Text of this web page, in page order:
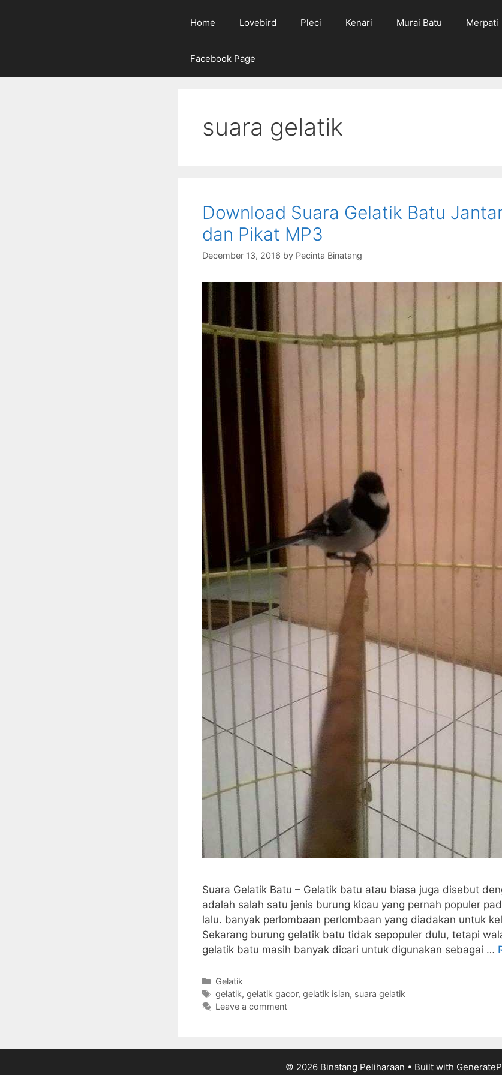
Home Lovebird Pleci Kenari Murai Batu Merpati
Facebook Page
suara gelatik
Download Suara Gelatik Batu
dan Pikat MP3
December 13, 2016 by Pecinta Binatang
Suara Gelatik Batu – Gelatik batu atau biasa juga disebut
adalah salah satu jenis burung kicau yang pernah populer
lalu. banyak perlombaan perlombaan yang diadakan untuk
Sekarang burung gelatik batu tidak sepopuler dulu, tetapi
gelatik batu masih banyak dicari untuk digunakan sebagai …
Categories
Gelatik
Tags
gelatik, gelatik gacor, gelatik isian, suara gelatik
Leave a comment
© 2026 Binatang Peliharaan • Built with